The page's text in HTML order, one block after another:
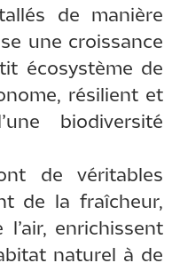
de manière
une croissance
écosystème de
résilient et
biodiversité
de véritables
de la fraîcheur,
enrichissent
naturel à de